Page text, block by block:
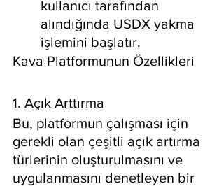
kullanıcı tarafından
alındığında USDX yakma
işlemini başlatır.
Kava Platformunun Özellikleri
1. Açık Arttırma
Bu, platformun çalışması için
gerekli olan çeşitli açık artırma
türlerinin oluşturulmasını ve
uygulanmasını denetleyen bir